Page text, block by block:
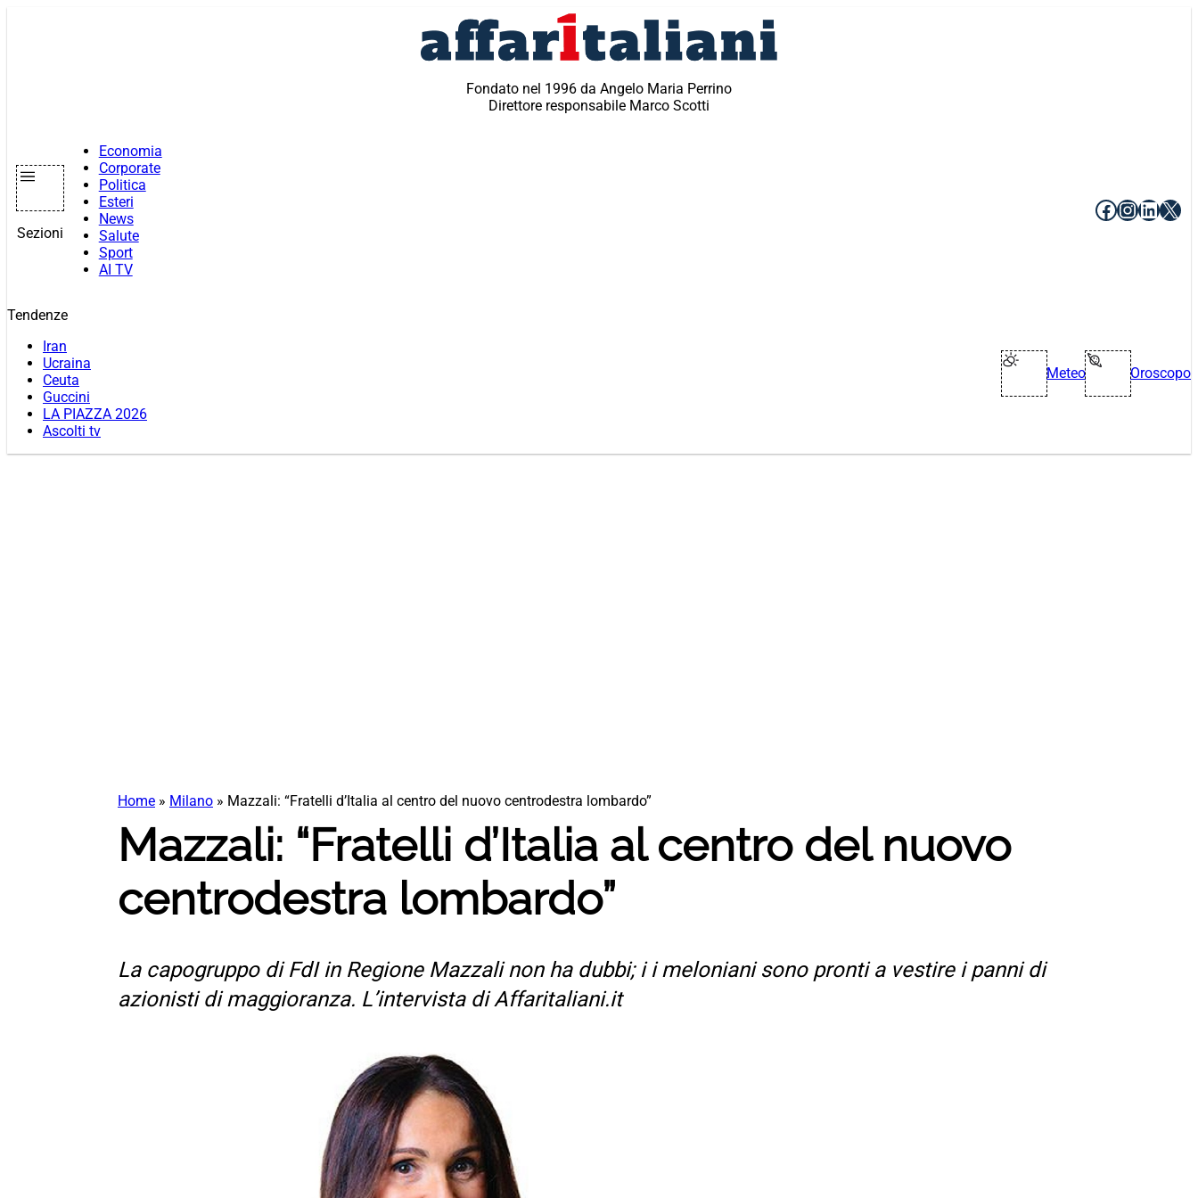
Fondato nel 1996 da Angelo Maria Perrino
Direttore responsabile Marco Scotti
Sezioni
Economia
Corporate
Politica
Esteri
News
Salute
Sport
AI TV
Facebook
X
Tendenze
Iran
Ucraina
Ceuta
Guccini
LA PIAZZA 2026
Ascolti tv
Meteo Oroscopo
Home » Milano » Mazzali: “Fratelli d’Italia al centro del nuovo centrodestra lombardo”
Mazzali: “Fratelli d’Italia al centro del nuovo
centrodestra lombardo”
La capogruppo di FdI in Regione Mazzali non ha dubbi; i i meloniani sono pronti a vestire i panni di
azionisti di maggioranza. L’intervista di Affaritaliani.it